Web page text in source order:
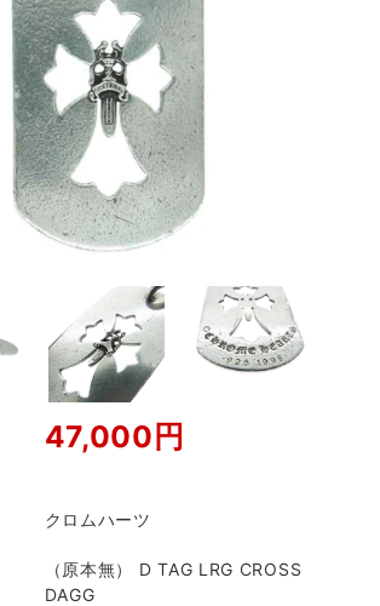
47,000円
クロムハーツ
（原本無） D TAG LRG CROSS
DAGG